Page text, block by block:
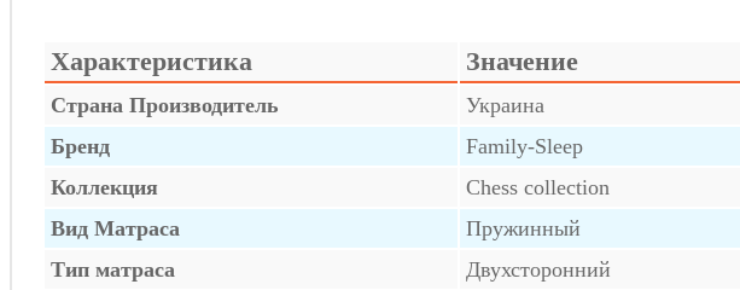
Характеристика Значение
Страна Производитель
Украина
Бренд
Family-Sleep
Коллекция
Chess collection
Вид Матраса
Пружинный
Тип матраса
Двухсторонний